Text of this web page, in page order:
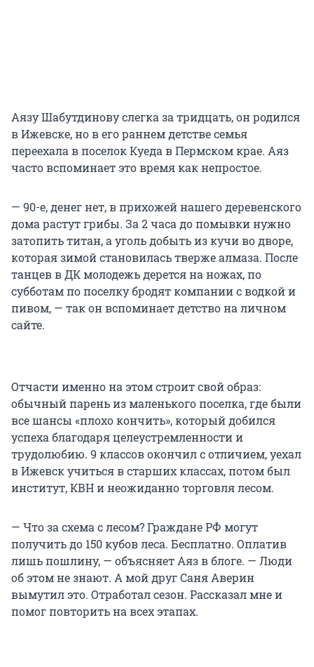
Аязу Шабутдинову слегка за тридцать, он родился
в Ижевске, но в его раннем детстве семья
переехала в поселок Куеда в Пермском крае. Аяз
часто вспоминает это время как непростое.
— 90-е, денег нет, в прихожей нашего деревенского
дома растут грибы. За 2 часа до помывки нужно
затопить титан, а уголь добыть из кучи во дворе,
которая зимой становилась тверже алмаза. После
танцев в ДК молодежь дерется на ножах, по
субботам по поселку бродят компании с водкой и
пивом, — так он вспоминает детство на личном
сайте.
Отчасти именно на этом строит свой образ:
обычный парень из маленького поселка, где были
все шансы «плохо кончить», который добился
успеха благодаря целеустремленности и
трудолюбию. 9 классов окончил с отличием, уехал
в Ижевск учиться в старших классах, потом был
институт, КВН и неожиданно торговля лесом.
— Что за схема с лесом? Граждане РФ могут
получить до 150 кубов леса. Бесплатно. Оплатив
лишь пошлину, — объясняет Аяз в блоге. — Люди
об этом не знают. А мой друг Саня Аверин
вымутил это. Отработал сезон. Рассказал мне и
помог повторить на всех этапах.